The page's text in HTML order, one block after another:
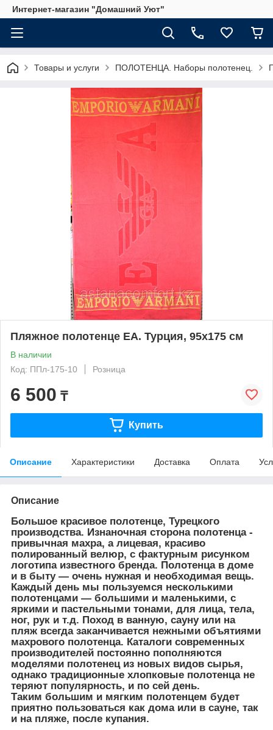
Интернет-магазин "Домашний Уют"
Товары и услуги ПОЛОТЕНЦА. Наборы полотенец.
Пляжное полотенце ЕА. Турция, 95х175 см
В наличии
Код: ППл-175-10
Розница
6 500 ₸
Купить
Описание Характеристики Доставка Оплата
Описание
Большое красивое полотенце, Турецкого
производства. Изнаночная сторона полотенца -
привычная махра, а лицевая, красиво
полированный велюр, с фактурным рисунком
логотипа известного бренда. Полотенца в доме
и в быту — очень нужная и необходимая вещь.
Каждый день мы пользуемся несколькими
полотенцами — большими и маленькими, с
яркими и пастельными тонами, для лица, тела,
ног, рук и т.д. Поход в ванную, сауну или на
пляж всегда заканчивается нежными объятиями
махрового полотенца. Каталоги современных
производителей постоянно пополняются
моделями полотенец из новых видов сырья,
однако традиционные хлопковые полотенца не
теряют популярность, и по сей день.
Таким большим и мягким полотенцем будет
приятно пользоваться как дома или в сауне, так
и на пляже, после купания.